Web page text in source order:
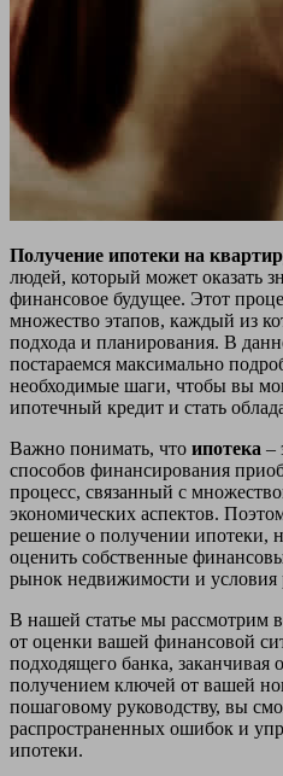
Получение ипотеки на
людей, который может оказать
финансовое будущее. Этот
множество этапов, каждый из
подхода и планирования. В
постараемся максимально
необходимые шаги, чтобы вы
ипотечный кредит и стать
Важно понимать, что ипотека –
способов финансирования
процесс, связанный с
экономических аспектов.
решение о получении ипотеки,
оценить собственные
рынок недвижимости и условия
В нашей статье мы рассмотрим
от оценки вашей финансовой
подходящего банка, заканчивая
получением ключей от вашей
пошаговому руководству, вы
распространенных ошибок и
ипотеки.